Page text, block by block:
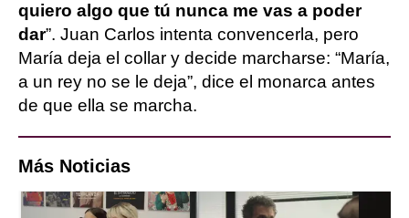
quiero algo que tú nunca me vas a poder
dar”. Juan Carlos intenta convencerla, pero
María deja el collar y decide marcharse: “María,
a un rey no se le deja”, dice el monarca antes
de que ella se marcha.
Más Noticias